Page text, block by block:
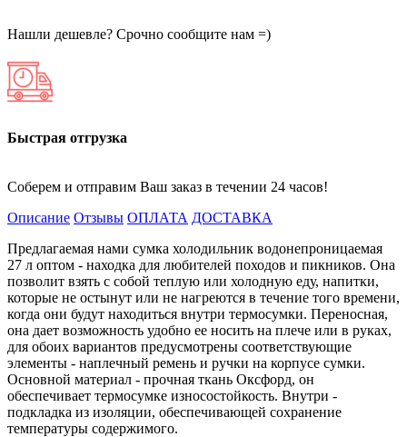
Нашли дешевле? Срочно сообщите нам =)
Быстрая отгрузка
Соберем и отправим Ваш заказ в течении 24 часов!
Описание Отзывы ОПЛАТА ДОСТАВКА
Предлагаемая нами сумка холодильник водонепроницаемая
27 л оптом - находка для любителей походов и пикников. Она
позволит взять с собой теплую или холодную еду, напитки,
которые не остынут или не нагреются в течение того времени,
когда они будут находиться внутри термосумки. Переносная,
она дает возможность удобно ее носить на плече или в руках,
для обоих вариантов предусмотрены соответствующие
элементы - наплечный ремень и ручки на корпусе сумки.
Основной материал - прочная ткань Оксфорд, он
обеспечивает термосумке износостойкость. Внутри -
подкладка из изоляции, обеспечивающей сохранение
температуры содержимого.